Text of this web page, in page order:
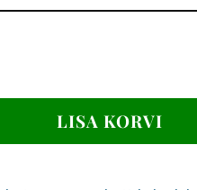
LISA KORVI